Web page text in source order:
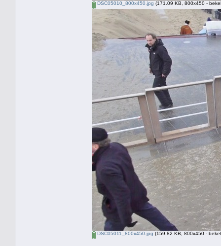
DSC05010_800x450.jpg (171.09 KB, 800x450 -
DSC05011_800x450.jpg (159.82 KB, 800x450 -